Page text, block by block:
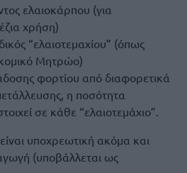
ελαιοκάρπου (για
χρήση)
“ελαιοτεμαχίου” (όπως
Μητρώο)
φορτίου από διαφορετικά
η ποσότητα
σε κάθε “ελαιοτεμάχιο”.
υποχρεωτική ακόμα και
(υποβάλλεται ως